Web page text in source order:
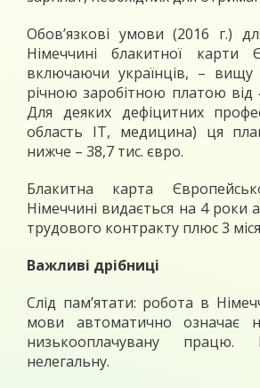
Обов’язкові умови (2016 г.)
Німеччині блакитної карти
включаючи українців, – вищу
річною заробітною платою від
Для деяких дефіцитних
область IT, медицина) ця
нижче – 38,7 тис. євро.
Блакитна карта
Німеччині видається на 4 роки
трудового контракту плюс 3
Важливі дрібниці
Слід пам’ятати: робота в
мови автоматично означає
низькооплачувану працю.
нелегальну.